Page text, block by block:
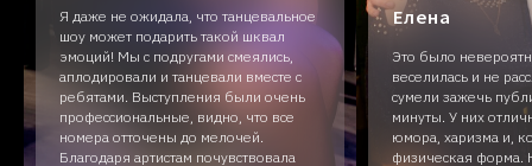
Я даже не ожидала, что танцевальное
шоу может подарить такой шквал
эмоций! Мы с подругами смеялись,
аплодировали и танцевали вместе с
ребятами. Выступления были очень
профессиональные, видно, что все
номера отточены до мелочей.
Благодаря артистам почувствовала
Елена
Это было
веселилась и не
сумели зажечь
минуты. У них
юмора, харизма и,
физическая